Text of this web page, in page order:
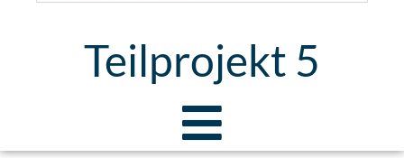
Teilprojekt 5